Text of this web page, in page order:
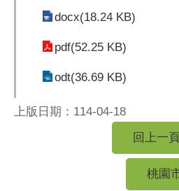
docx(18.24 KB)
pdf(52.25 KB)
odt(36.69 KB)
上版日期：114-04-18
回上一頁
桃園